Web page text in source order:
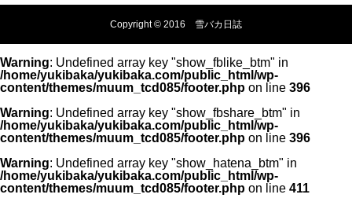
Copyright © 2016 雪バカ日誌
Warning: Undefined array key "show_fblike_btm" in
/home/yukibaka/yukibaka.com/public_html/wp-
content/themes/muum_tcd085/footer.php on line 396
Warning: Undefined array key "show_fbshare_btm" in
/home/yukibaka/yukibaka.com/public_html/wp-
content/themes/muum_tcd085/footer.php on line 396
Warning: Undefined array key "show_hatena_btm" in
/home/yukibaka/yukibaka.com/public_html/wp-
content/themes/muum_tcd085/footer.php on line 411